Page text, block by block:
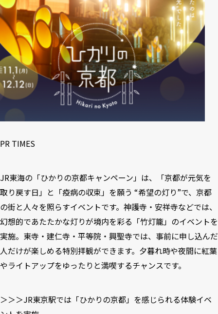
PR TIMES
JR東海の「ひかりの京都キャンペーン」は、「京都が元気を
取り戻す日」と「疫病の収束」を願う “希望の灯り”で、京都
の街と人々を照らすイベントです。神護寺・安祥寺などでは、
幻想的であたたかな灯りが境内を彩る「竹灯籠」のイベントを
実施。東寺・建仁寺・平等院・興聖寺では、事前に申し込んだ
人だけが楽しめる特別拝観ができます。夕暮れ時や夜間に紅葉
やライトアップをゆったりと満喫するチャンスです。
＞＞＞JR東京駅では「ひかりの京都」を感じられる体験イベ